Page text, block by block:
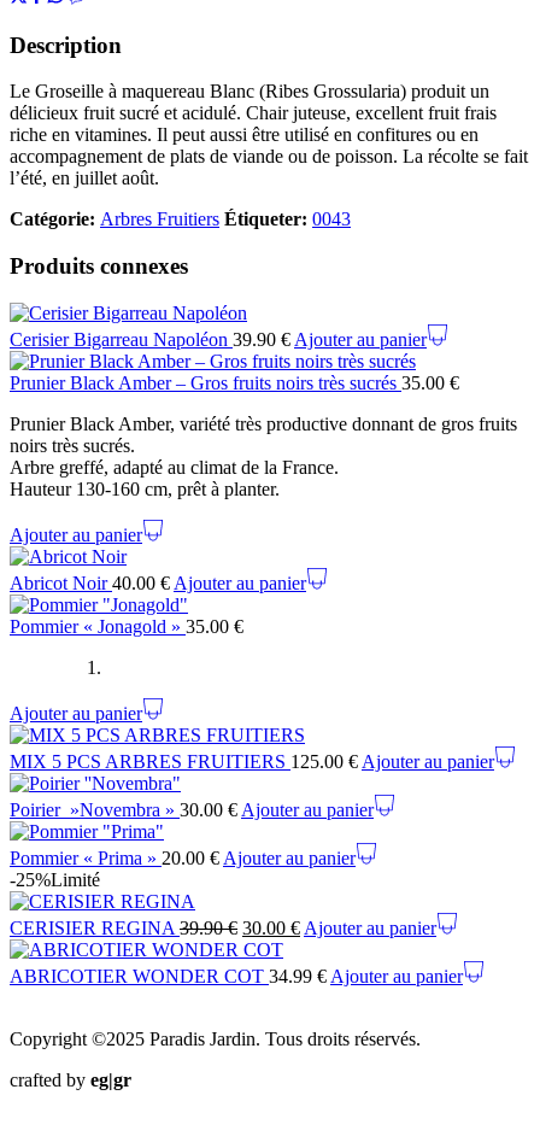
Description
Le Groseille à maquereau Blanc (Ribes Grossularia) produit un
délicieux fruit sucré et acidulé. Chair juteuse, excellent fruit frais
riche en vitamines. Il peut aussi être utilisé en confitures ou en
accompagnement de plats de viande ou de poisson. La récolte se fait
l’été, en juillet août.
Catégorie: Arbres Fruitiers Étiqueter: 0043
Produits connexes
Cerisier Bigarreau Napoléon 39.90 € Ajouter au panier
Prunier Black Amber – Gros fruits noirs très sucrés 35.00 €
Prunier Black Amber, variété très productive donnant de gros fruits
noirs très sucrés.
Arbre greffé, adapté au climat de la France.
Hauteur 130-160 cm, prêt à planter.
Ajouter au panier
Abricot Noir40.00 € Ajouter au panier
Pommier « Jonagold » 35.00 €
Ajouter au panier
MIX 5 PCS ARBRES FRUITIERS 125.00 € Ajouter au panier
Poirier »Novembra » 30.00 € Ajouter au panier
Pommier « Prima » 20.00 € Ajouter au panier
-25%Limité
CERISIER REGINA 39.90€ 30.00 € Ajouter au panier
ABRICOTIER WONDER COT 34.99 € Ajouter au panier
Copyright ©2025 Paradis Jardin. Tous droits réservés.
crafted by eg|gr